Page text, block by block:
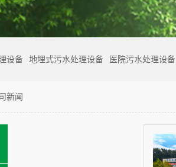
设备 地埋式污水处理设备 医院污水处理设备
新闻